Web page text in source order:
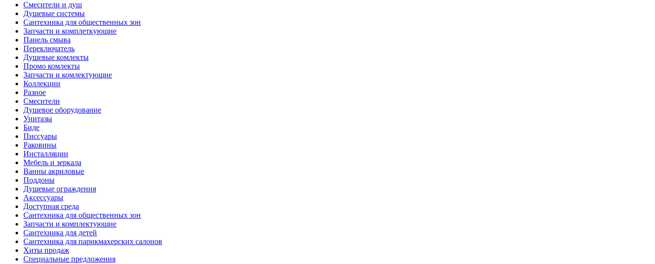
Смесители и душ
Душевые системы
Сантехника для общественных зон
Запчасти и комплеткующие
Панель смыва
Переключатель
Душевые комлекты
Промо комлекты
Запчасти и комлектующие
Коллекции
Разное
Смесители
Душевое оборудование
Унитазы
Биде
Писсуары
Раковины
Инсталляции
Мебель и зеркала
Ванны акриловые
Поддоны
Душевые ограждения
Аксессуары
Доступная среда
Cантехника для общественных зон
Запчасти и комплектующие
Сантехника для детей
Сантехника для парикмахерских салонов
Хиты продаж
Специальные предложения